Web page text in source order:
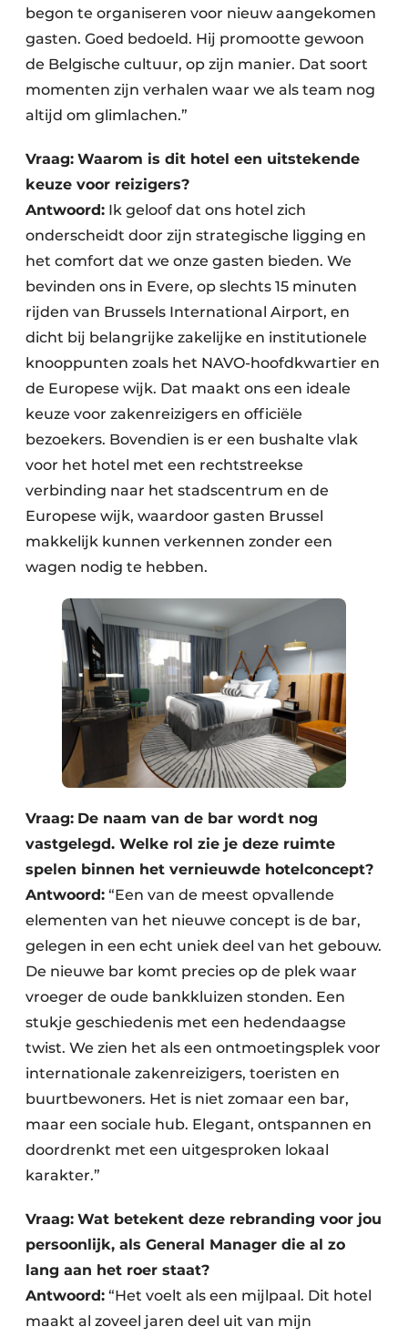
begon te organiseren voor nieuw aangekomen
gasten. Goed bedoeld. Hij promootte gewoon
de Belgische cultuur, op zijn manier. Dat soort
momenten zijn verhalen waar we als team nog
altijd om glimlachen.”
Vraag: Waarom is dit hotel een uitstekende
keuze voor reizigers?
Antwoord: Ik geloof dat ons hotel zich
onderscheidt door zijn strategische ligging en
het comfort dat we onze gasten bieden. We
bevinden ons in Evere, op slechts 15 minuten
rijden van Brussels International Airport, en
dicht bij belangrijke zakelijke en institutionele
knooppunten zoals het NAVO-hoofdkwartier en
de Europese wijk. Dat maakt ons een ideale
keuze voor zakenreizigers en officiële
bezoekers. Bovendien is er een bushalte vlak
voor het hotel met een rechtstreekse
verbinding naar het stadscentrum en de
Europese wijk, waardoor gasten Brussel
makkelijk kunnen verkennen zonder een
wagen nodig te hebben.
Vraag: De naam van de bar wordt nog
vastgelegd. Welke rol zie je deze ruimte
spelen binnen het vernieuwde hotelconcept?
Antwoord: “Een van de meest opvallende
elementen van het nieuwe concept is de bar,
gelegen in een echt uniek deel van het gebouw.
De nieuwe bar komt precies op de plek waar
vroeger de oude bankkluizen stonden. Een
stukje geschiedenis met een hedendaagse
twist. We zien het als een ontmoetingsplek voor
internationale zakenreizigers, toeristen en
buurtbewoners. Het is niet zomaar een bar,
maar een sociale hub. Elegant, ontspannen en
doordrenkt met een uitgesproken lokaal
karakter.”
Vraag: Wat betekent deze rebranding voor jou
persoonlijk, als General Manager die al zo
lang aan het roer staat?
Antwoord: “Het voelt als een mijlpaal. Dit hotel
maakt al zoveel jaren deel uit van mijn